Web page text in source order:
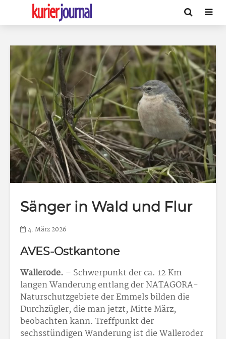
Sänger in Wald und Flur
4. März 2026
AVES-Ostkantone
Wallerode. – Schwerpunkt der ca. 12 Km
langen Wanderung entlang der NATAGORA-
Naturschutzgebiete der Emmels bilden die
Durchzügler, die man jetzt, Mitte März,
beobachten kann. Treffpunkt der
sechsstündigen Wanderung ist die Walleroder